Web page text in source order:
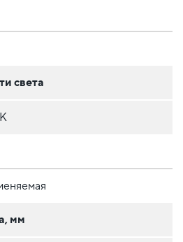
света
мм